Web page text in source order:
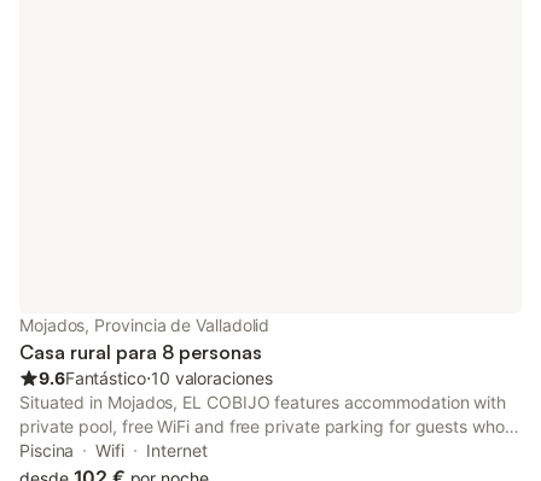
Mojados, Provincia de Valladolid
Casa rural para 8 personas
9.6Fantástico⋅10 valoraciones
Situated in Mojados, EL COBIJO features accommodation with
private pool, free WiFi and free private parking for guests who
drive. The property has inner courtyard views and is 27 km from
Casa-Museo de Zorrilla and 25 km from Valladolid Bus Station.
Piscina Wifi
Internet